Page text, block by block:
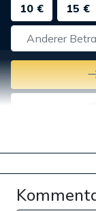
10 €
15 €